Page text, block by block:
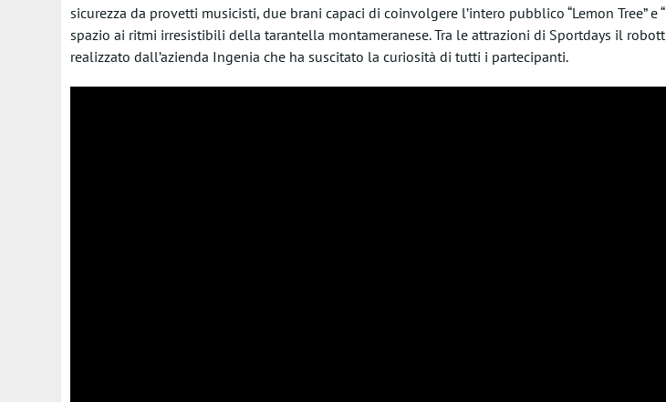
sicurezza da provetti musicisti, due brani capaci di coinvolgere l’intero pubblico “Lemon Tree” e
spazio ai ritmi irresistibili della tarantella montameranese. Tra le attrazioni di Sportdays il
realizzato dall’azienda Ingenia che ha suscitato la curiosità di tutti i partecipanti.